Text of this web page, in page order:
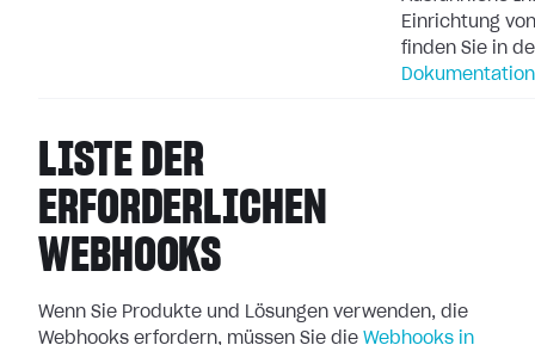
Einrichtung
finden Sie in
Dokumentation
LISTE DER
ERFORDERLICHEN
WEBHOOKS
Wenn Sie Produkte und Lösungen verwenden, die
Webhooks erfordern, müssen Sie die Webhooks in